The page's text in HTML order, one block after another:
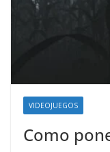
VIDEOJUEGOS
Como